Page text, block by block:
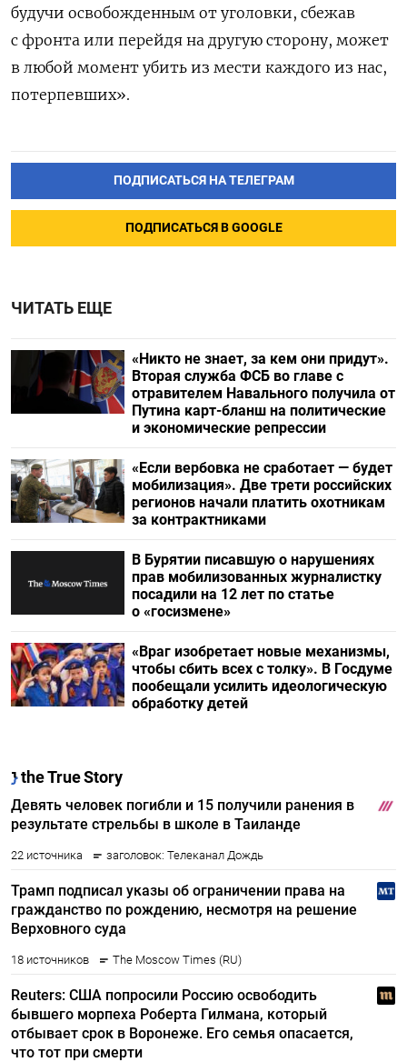
будучи освобожденным от уголовки, сбежав
с фронта или перейдя на другую сторону, может
в любой момент убить из мести каждого из нас,
потерпевших».
ПОДПИСАТЬСЯ НА ТЕЛЕГРАМ
ПОДПИСАТЬСЯ В GOOGLE
ЧИТАТЬ ЕЩЕ
«Никто не знает, за кем они придут».
Вторая служба ФСБ во главе с
отравителем Навального получила от
Путина карт-бланш на политические
и экономические репрессии
«Если вербовка не сработает — будет
мобилизация». Две трети российских
регионов начали платить охотникам
за контрактниками
В Бурятии писавшую о нарушениях
прав мобилизованных журналистку
посадили на 12 лет по статье
о «госизмене»
«Враг изобретает новые механизмы,
чтобы сбить всех с толку». В Госдуме
пообещали усилить идеологическую
обработку детей